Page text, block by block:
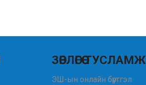
ЗӨВЛӨГӨӨ ТУСЛАМЖ
ЭШ-ын онлайн бүртгэл